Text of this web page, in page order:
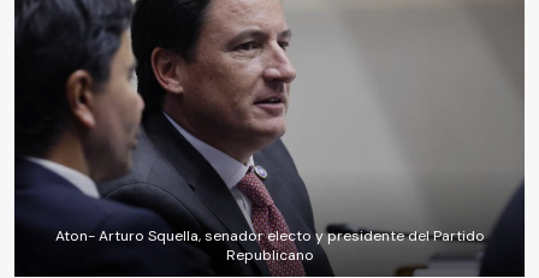
Aton- Arturo Squella, senador electo y presidente del Partido
Republicano